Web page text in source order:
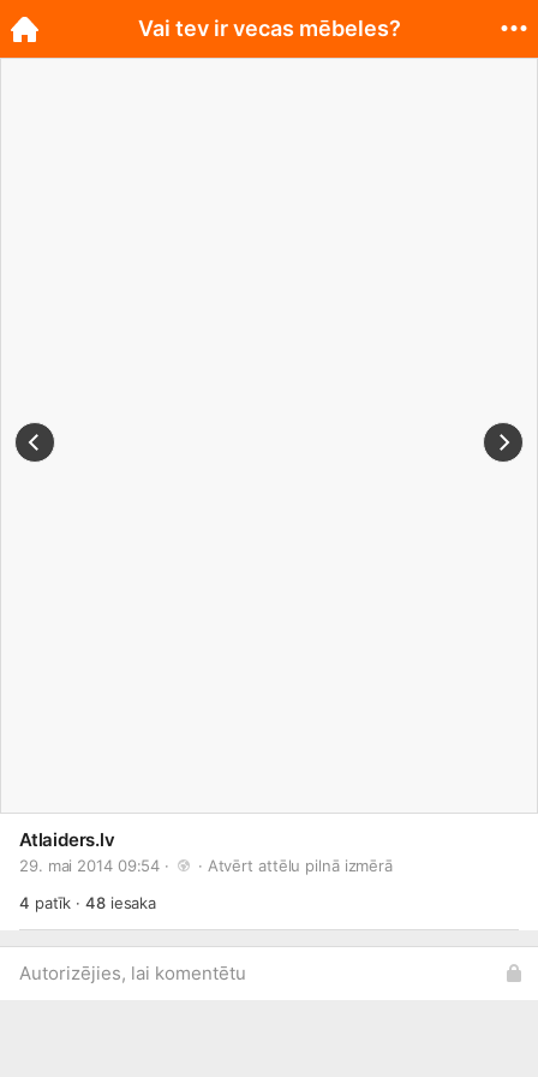
Atlaiders.lv
29. mai 2014 09:54 · · Atvērt attēlu pilnā izmērā
4 patīk ·48iesaka
Autorizējies, lai komentētu
Vai tev ir vecas mēbeles?